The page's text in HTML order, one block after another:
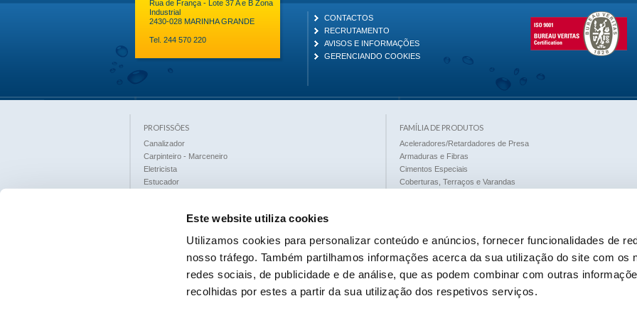
Este website utiliza cookies
Utilizamos cookies para personalizar conteúdo e anúncios, fornecer funcionalidades de
nosso tráfego. Também partilhamos informações acerca da sua utilização do site com os
redes sociais, de publicidade e de análise, que as podem combinar com outras
recolhidas por estes a partir da sua utilização dos respetivos serviços.
Rua de França - Lote 37 A e B Zona
Industrial
2430-028 MARINHA GRANDE
Tel. 244 570 220
CONTACTOS
RECRUTAMENTO
AVISOS E INFORMAÇÕES
GERENCIANDO COOKIES
PROFISSÕES
Canalizador
Carpinteiro - Marceneiro
Eletricista
Estucador
Multiserviços
Paisagista (espaços verdes)
FAMÍLIA DE PRODUTOS
Aceleradores/Retardadores de Presa
Armaduras e Fibras
Cimentos Especiais
Coberturas, Terraços e Varandas
Fachadas
Fundações e Paredes Enterradas
Hidrófugos
Hidrófugos de Base Solvente